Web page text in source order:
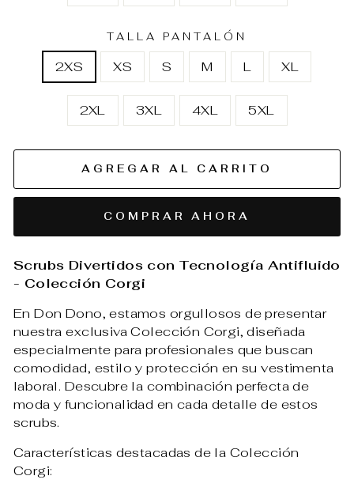
TALLA PANTALÓN
2XS XS S M L XL
2XL 3XL 4XL 5XL
AGREGAR AL CARRITO
COMPRAR AHORA
Scrubs Divertidos con Tecnología Antifluido
- Colección Corgi
En Don Dono, estamos orgullosos de presentar
nuestra exclusiva Colección Corgi, diseñada
especialmente para profesionales que buscan
comodidad, estilo y protección en su vestimenta
laboral. Descubre la combinación perfecta de
moda y funcionalidad en cada detalle de estos
scrubs.
Características destacadas de la Colección
Corgi: